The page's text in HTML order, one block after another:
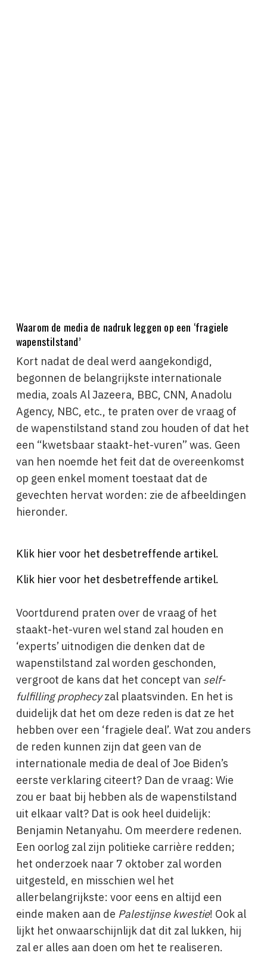
Waarom de media de nadruk leggen op een ‘fragiele
wapenstilstand’
Kort nadat de deal werd aangekondigd,
begonnen de belangrijkste internationale
media, zoals Al Jazeera, BBC, CNN, Anadolu
Agency, NBC, etc., te praten over de vraag of
de wapenstilstand stand zou houden of dat het
een “kwetsbaar staakt-het-vuren” was. Geen
van hen noemde het feit dat de overeenkomst
op geen enkel moment toestaat dat de
gevechten hervat worden: zie de afbeeldingen
hieronder.
Klik hier voor het desbetreffende artikel.
Klik hier voor het desbetreffende artikel.
Voortdurend praten over de vraag of het
staakt-het-vuren wel stand zal houden en
‘experts’ uitnodigen die denken dat de
wapenstilstand zal worden geschonden,
vergroot de kans dat het concept van self-
fulfilling prophecyzal plaatsvinden. En het is
duidelijk dat het om deze reden is dat ze het
hebben over een ‘fragiele deal’. Wat zou anders
de reden kunnen zijn dat geen van de
internationale media de deal of Joe Biden’s
eerste verklaring citeert? Dan de vraag: Wie
zou er baat bij hebben als de wapenstilstand
uit elkaar valt? Dat is ook heel duidelijk:
Benjamin Netanyahu. Om meerdere redenen.
Een oorlog zal zijn politieke carrière redden;
het onderzoek naar 7 oktober zal worden
uitgesteld, en misschien wel het
allerbelangrijkste: voor eens en altijd een
einde maken aan de Palestijnse kwestie! Ook al
lijkt het onwaarschijnlijk dat dit zal lukken, hij
zal er alles aan doen om het te realiseren.